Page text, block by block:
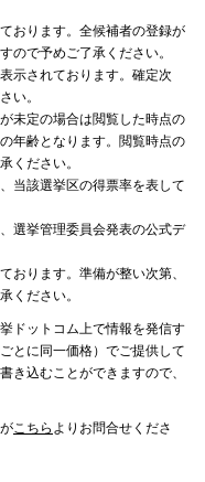
おります。全候補者の登録が
ので予めご了承ください。
示されております。確定次
い。
未定の場合は閲覧した時点の
年齢となります。閲覧時点の
ください。
当該選挙区の得票率を表して
選挙管理委員会発表の公式デ
おります。準備が整い次第、
ください。
ドットコム上で情報を発信す
とに同一価格）でご提供して
き込むことができますので、
こちら よりお問合せくださ